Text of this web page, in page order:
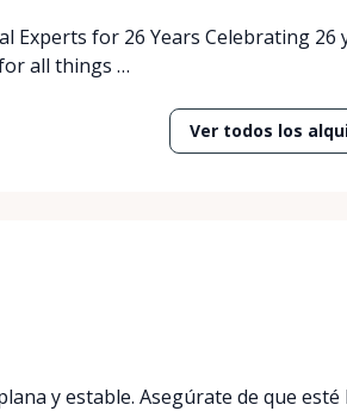
Experts for 26 Years Celebrating 26
all things …
Ver todos los
y estable. Asegúrate de que esté